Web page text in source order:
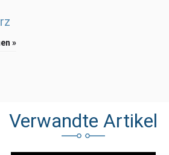
»
Verwandte Artikel